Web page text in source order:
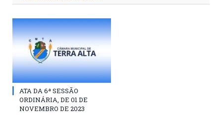
ATA DA 6ª SESSÃO
ORDINÁRIA, DE 01 DE
NOVEMBRO DE 2023